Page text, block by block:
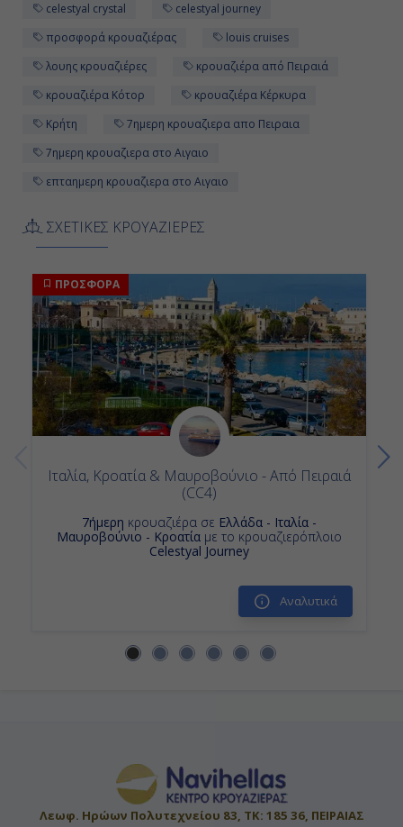
celestyal crystal
celestyal journey
προσφορά κρουαζιέρας
louis cruises
λουης κρουαζιέρες
κρουαζιέρα από Πειραιά
κρουαζιέρα Κότορ
κρουαζιέρα Κέρκυρα
Κρήτη
7ημερη κρουαζιερα απο Πειραια
7ημερη κρουαζιερα στο Αιγαιο
επταημερη κρουαζιερα στο Αιγαιο
ΣΧΕΤΙΚΕΣ ΚΡΟΥΑΖΙΕΡΕΣ
ΠΡΟΣΦΟΡΑ
Ιταλία, Κροατία & Μαυροβούνιο - Από Πειραιά
(CC4)
7ήμερη κρουαζιέρα σε Ελλάδα - Ιταλία -
Μαυροβούνιο - Κροατία με το κρουαζιερόπλοιο
Celestyal Journey
Αναλυτικά
Λεωφ. Ηρώων Πολυτεχνείου 83, ΤΚ: 185 36, ΠΕΙΡΑΙΑΣ